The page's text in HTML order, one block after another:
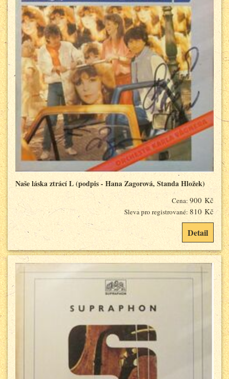
Naše láska ztrácí L (podpis - Hana Zagorová, Standa Hložek)
Cena: 900 Kč
Sleva pro registrované: 810 Kč
Detail